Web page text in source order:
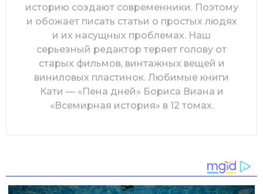
историю создают современники. Поэтому
и обожает писать статьи о простых людях
и их насущных проблемах. Наш
серьезный редактор теряет голову от
старых фильмов, винтажных вещей и
виниловых пластинок. Любимые книги
Кати — «Пена дней» Бориса Виана и
«Всемирная история» в 12 томах.